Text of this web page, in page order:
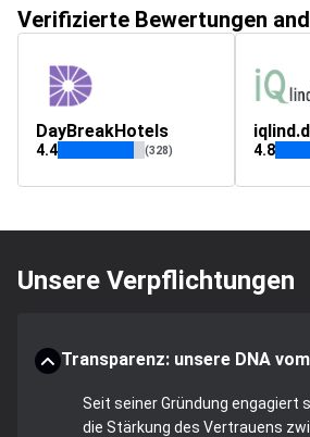
Verifizierte Bewertungen
DayBreakHotels
4.4 (328) 4.8
Unsere Verpflichtungen
Transparenz: unsere DNA
Seit seiner Gründung engagiert
die Stärkung des Vertrauens